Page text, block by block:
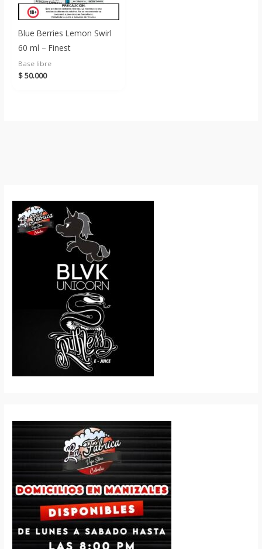
Blue Berries Lemon Swirl
60 ml – Finest
Base libre
$50.000